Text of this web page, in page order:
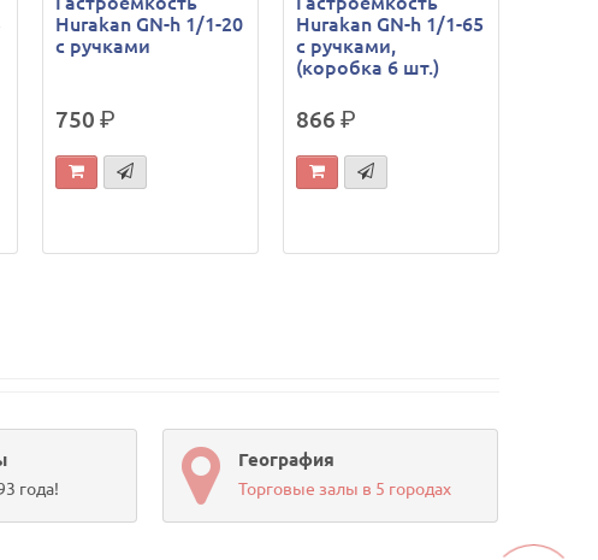
Hurakan GN-h 1/1-20
с ручками
750 р.
Hurakan GN-h 1/1-65
с ручками,
(коробка 6 шт.)
866 р.
года!
География
Торговые залы в 5 городах